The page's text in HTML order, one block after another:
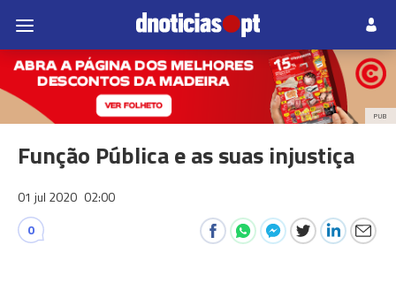
PUB
Função Pública e as suas injustiça
01 jul 2020 02:00
0